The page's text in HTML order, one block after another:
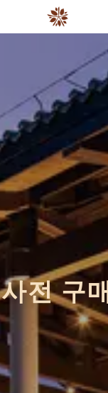
사전 구매